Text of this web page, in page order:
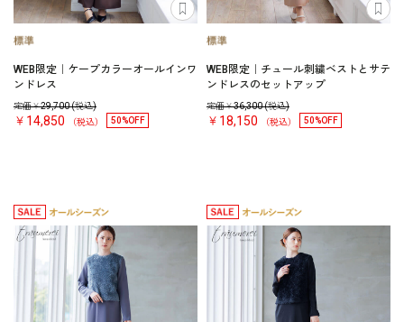
WEB限定｜ケープカラーオールインワ
ンドレス
定価￥29,700(税込)
￥14,850 （税込） 50%OFF
WEB限定｜チュール刺繍ベストとサテ
ンドレスのセットアップ
定価￥36,300(税込)
￥18,150 （税込） 50%OFF